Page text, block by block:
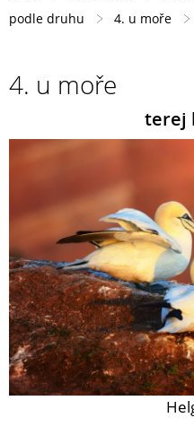
podle druhu
4. u moře
4. u moře
terej